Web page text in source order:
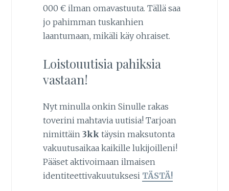
000 € ilman omavastuuta. Tällä saa
jo pahimman tuskanhien
laantumaan, mikäli käy ohraiset.
Loistouutisia pahiksia
vastaan!
Nyt minulla onkin Sinulle rakas
toverini mahtavia uutisia! Tarjoan
nimittäin 3kk täysin maksutonta
vakuutusaikaa kaikille lukijoilleni!
Pääset aktivoimaan ilmaisen
identiteettivakuutuksesi TÄSTÄ!